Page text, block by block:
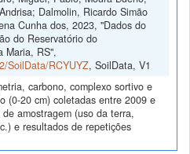
Dalmolin, Ricardo Simão
Cunha dos, 2023, "Dados do
do Reservatório do
Maria, RS",
SoilData/RCYUYZ, SoilData, V1
carbono, complexo sortivo e
(0-20 cm) coletadas entre 2009 e
amostragem (uso da terra,
e resultados de repetições